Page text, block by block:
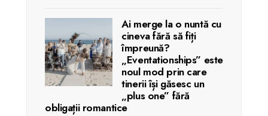
Ai merge la o nuntă cu
cineva fără să fiți
împreună?
„Eventationships” este
noul mod prin care
tinerii își găsesc un
„plus one” fără
obligații romantice